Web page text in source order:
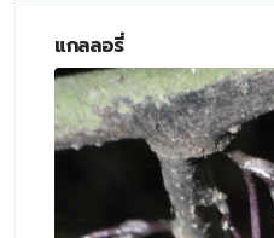
แกลลอรี่